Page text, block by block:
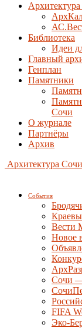
Библиотека
Идеи
Главный
Генплан
Памятники
Сочи
О журнале
Партнёры
Архив
Архитектура Сочи
События
Вести
Новое
Сочи —
FIFA
Эко-